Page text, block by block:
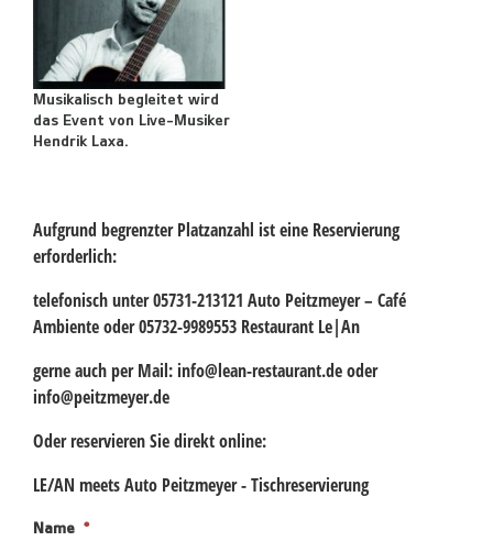
Musikalisch begleitet wird
das Event von Live-Musiker
Hendrik Laxa.
Aufgrund begrenzter Platzanzahl ist eine Reservierung
erforderlich:
telefonisch unter 05731-213121 Auto Peitzmeyer – Café
Ambiente oder 05732-9989553 Restaurant Le|An
gerne auch per Mail: info@lean-restaurant.deoder
info@peitzmeyer.de
Oder reservieren Sie direkt online:
LE/AN meets Auto Peitzmeyer - Tischreservierung
Name *